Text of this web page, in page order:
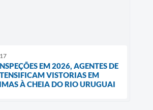
EM 2026, AGENTES DE
VISTORIAS EM
À CHEIA DO RIO URUGUAI